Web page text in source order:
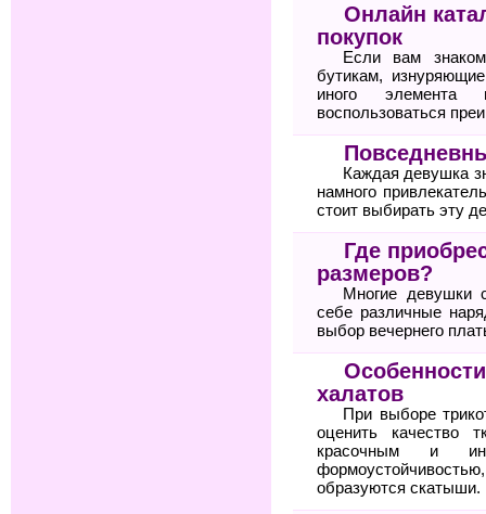
Онлайн
покупок
Если вам
бутикам,
иного элемента
воспользоваться
Каждая девушка
намного
стоит выбирать эту
Где
размеров?
Многие девушки
себе различные
выбор вечернего
халатов
При выборе
оценить качество
красочным и
образуются скатыши.